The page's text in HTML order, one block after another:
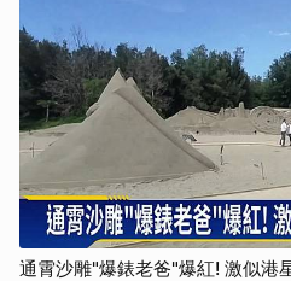
通霄沙雕"爆錶老爸"爆紅! 激似港